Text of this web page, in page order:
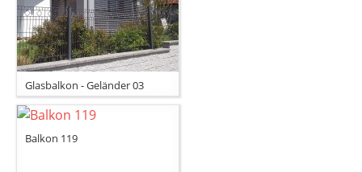
Glasbalkon - Geländer 03
Balkon 119